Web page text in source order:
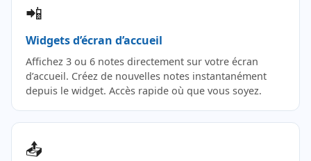
📲
Widgets d’écran d’accueil
Affichez 3 ou 6 notes directement sur votre écran
d’accueil. Créez de nouvelles notes instantanément
depuis le widget. Accès rapide où que vous soyez.
📤